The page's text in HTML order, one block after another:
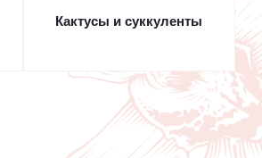
Кактусы и суккуленты